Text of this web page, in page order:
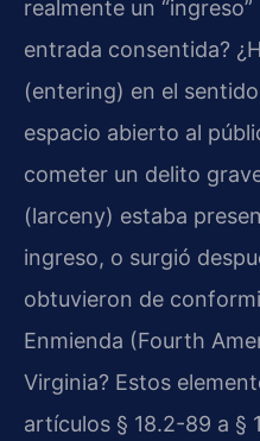
realmente un
entrada consentida?
(entering) en el
espacio abierto al
cometer un delito
(larceny) estaba
ingreso, o surgió
obtuvieron de
Enmienda (Fourth
Virginia? Estos
artículos § 18.2-89 a §